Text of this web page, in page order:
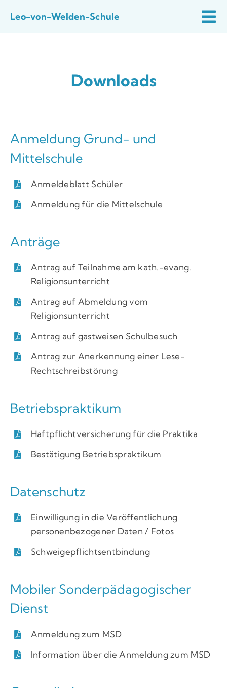
Inhalt
Leo-von-Welden-Schule
Praktische Infos
Quali
Downloads
Anmeldung Grund- und
Mittelschule
Anmeldeblatt Schüler
Anmeldung für die Mittelschule
Anträge
Antrag auf Teilnahme am kath.-evang.
Religionsunterricht
Antrag auf Abmeldung vom
Religionsunterricht
Antrag auf gastweisen Schulbesuch
Antrag zur Anerkennung einer Lese-
Rechtschreibstörung
Betriebspraktikum
Haftpflichtversicherung für die Praktika
Bestätigung Betriebspraktikum
Datenschutz
Einwilligung in die Veröffentlichung
personenbezogener Daten / Fotos
Schweigepflichtsentbindung
Mobiler Sonderpädagogischer
Dienst
Anmeldung zum MSD
Information über die Anmeldung zum MSD